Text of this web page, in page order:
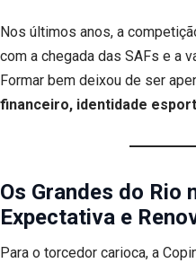
Nos últimos anos, a
com a chegada das SAFs e a
Formar bem deixou de ser
financeiro, identidade
Os Grandes do Rio
Expectativa e
Para o torcedor carioca, a